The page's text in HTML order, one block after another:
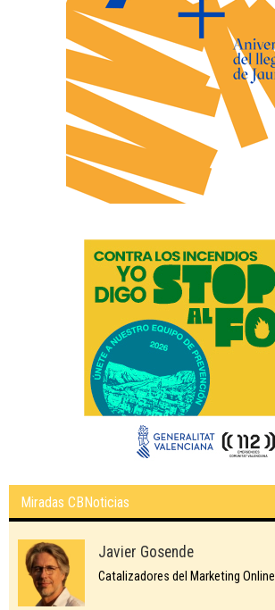
Miradas CBNoticias
Javier Gosende
Catalizadores del Marketing Online